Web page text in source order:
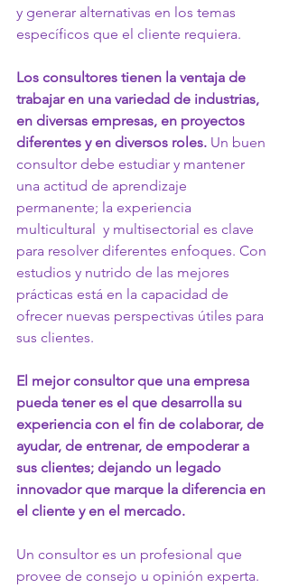
y generar alternativas en los temas
específicos que el cliente requiera.
Los consultores tienen la ventaja de
trabajar en una variedad de industrias,
en diversas empresas, en proyectos
diferentes y en diversos roles. Un buen
consultor debe estudiar y mantener
una actitud de aprendizaje
permanente; la experiencia
multicultural  y multisectorial es clave
para resolver diferentes enfoques. Con
estudios y nutrido de las mejores
prácticas está en la capacidad de
ofrecer nuevas perspectivas útiles para
sus clientes.
El mejor consultor que una empresa
pueda tener es el que desarrolla su
experiencia con el fin de colaborar, de
ayudar, de entrenar, de empoderar a
sus clientes; dejando un legado
innovador que marque la diferencia en
el cliente y en el mercado.
Un consultor es un profesional que
provee de consejo u opinión experta.